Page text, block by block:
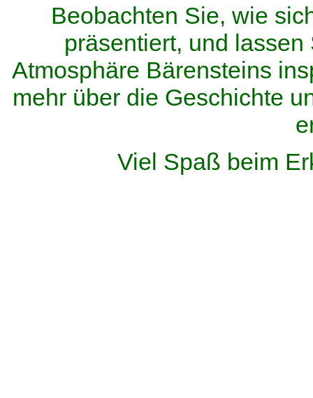
Beobachten Sie, wie
präsentiert, und
Atmosphäre Bärensteins
mehr über die Geschichte
Viel Spaß beim